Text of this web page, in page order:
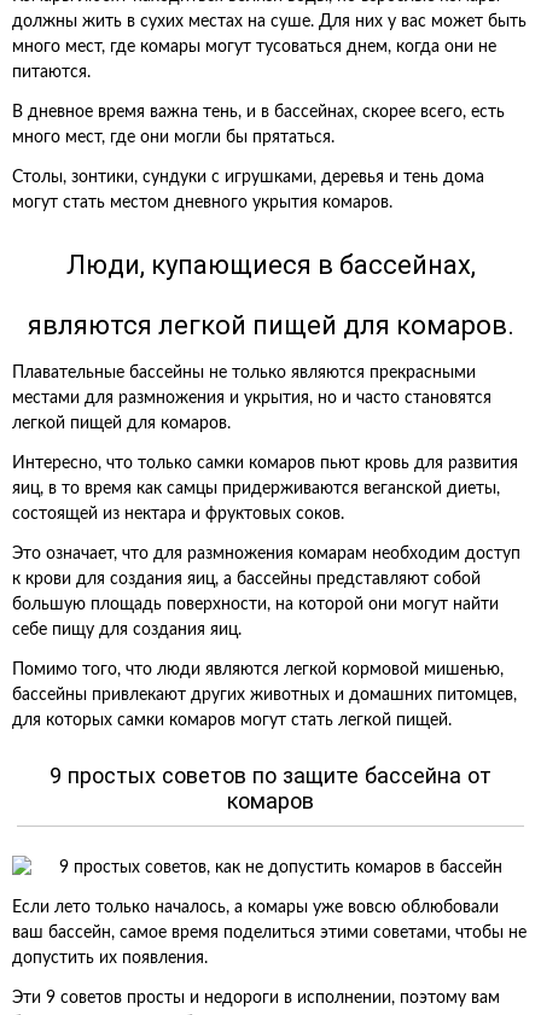
должны жить в сухих местах на суше. Для них у вас может быть
много мест, где комары могут тусоваться днем, когда они не
питаются.
В дневное время важна тень, и в бассейнах, скорее всего, есть
много мест, где они могли бы прятаться.
Столы, зонтики, сундуки с игрушками, деревья и тень дома
могут стать местом дневного укрытия комаров.
Люди, купающиеся в бассейнах,
являются легкой пищей для комаров.
Плавательные бассейны не только являются прекрасными
местами для размножения и укрытия, но и часто становятся
легкой пищей для комаров.
Интересно, что только самки комаров пьют кровь для развития
яиц, в то время как самцы придерживаются веганской диеты,
состоящей из нектара и фруктовых соков.
Это означает, что для размножения комарам необходим доступ
к крови для создания яиц, а бассейны представляют собой
большую площадь поверхности, на которой они могут найти
себе пищу для создания яиц.
Помимо того, что люди являются легкой кормовой мишенью,
бассейны привлекают других животных и домашних питомцев,
для которых самки комаров могут стать легкой пищей.
9 простых советов по защите бассейна от
комаров
Если лето только началось, а комары уже вовсю облюбовали
ваш бассейн, самое время поделиться этими советами, чтобы не
допустить их появления.
Эти 9 советов просты и недороги в исполнении, поэтому вам